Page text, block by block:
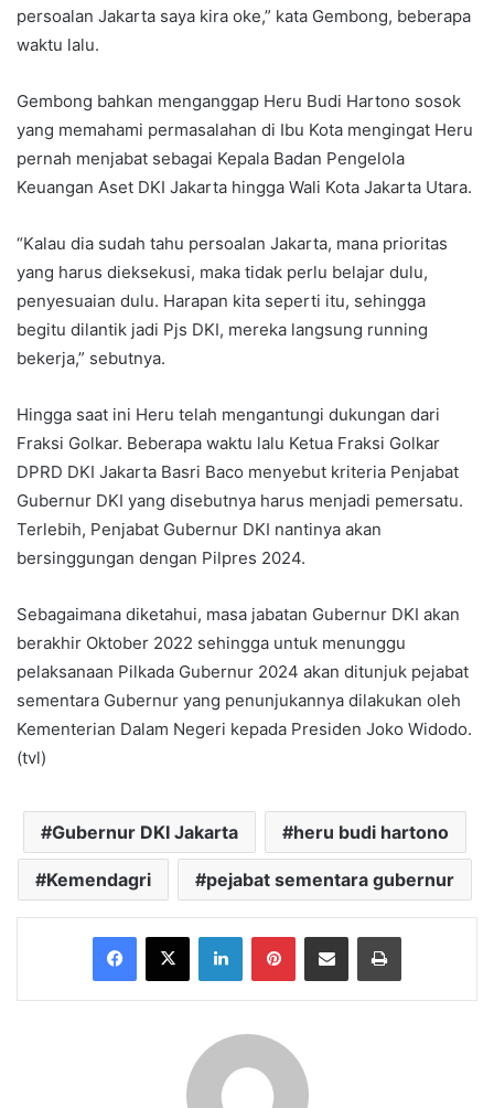
persoalan Jakarta saya kira oke,” kata Gembong, beberapa
waktu lalu.
Gembong bahkan menganggap Heru Budi Hartono sosok
yang memahami permasalahan di Ibu Kota mengingat Heru
pernah menjabat sebagai Kepala Badan Pengelola
Keuangan Aset DKI Jakarta hingga Wali Kota Jakarta Utara.
“Kalau dia sudah tahu persoalan Jakarta, mana prioritas
yang harus dieksekusi, maka tidak perlu belajar dulu,
penyesuaian dulu. Harapan kita seperti itu, sehingga
begitu dilantik jadi Pjs DKI, mereka langsung running
bekerja,” sebutnya.
Hingga saat ini Heru telah mengantungi dukungan dari
Fraksi Golkar. Beberapa waktu lalu Ketua Fraksi Golkar
DPRD DKI Jakarta Basri Baco menyebut kriteria Penjabat
Gubernur DKI yang disebutnya harus menjadi pemersatu.
Terlebih, Penjabat Gubernur DKI nantinya akan
bersinggungan dengan Pilpres 2024.
Sebagaimana diketahui, masa jabatan Gubernur DKI akan
berakhir Oktober 2022 sehingga untuk menunggu
pelaksanaan Pilkada Gubernur 2024 akan ditunjuk pejabat
sementara Gubernur yang penunjukannya dilakukan oleh
Kementerian Dalam Negeri kepada Presiden Joko Widodo.
(tvl)
Gubernur DKI Jakarta heru budi hartono
Kemendagri pejabat sementara gubernur
Facebook
X LinkedInPinterestShare via Email Print